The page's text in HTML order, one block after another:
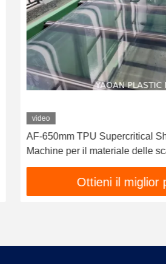
video
AF-650mm TPU Supercritical
Machine per il materiale delle
Ottieni il miglior